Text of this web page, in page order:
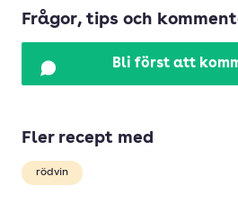
Frågor, tips och
Bli först att
Fler recept med
rödvin